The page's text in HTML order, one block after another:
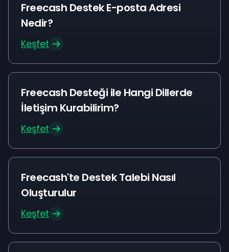
Freecash Destek E-posta Adresi
Nedir?
Keşfet
Freecash Desteği ile Hangi Dillerde
İletişim Kurabilirim?
Keşfet
Freecash'te Destek Talebi Nasıl
Oluşturulur
Keşfet